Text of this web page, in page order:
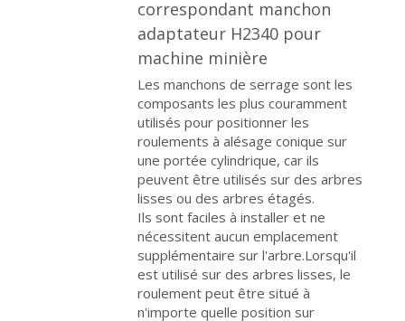
correspondant manchon
adaptateur H2340 pour
machine minière
Les manchons de serrage sont les
composants les plus couramment
utilisés pour positionner les
roulements à alésage conique sur
une portée cylindrique, car ils
peuvent être utilisés sur des arbres
lisses ou des arbres étagés.
Ils sont faciles à installer et ne
nécessitent aucun emplacement
supplémentaire sur l'arbre.Lorsqu'il
est utilisé sur des arbres lisses, le
roulement peut être situé à
n'importe quelle position sur